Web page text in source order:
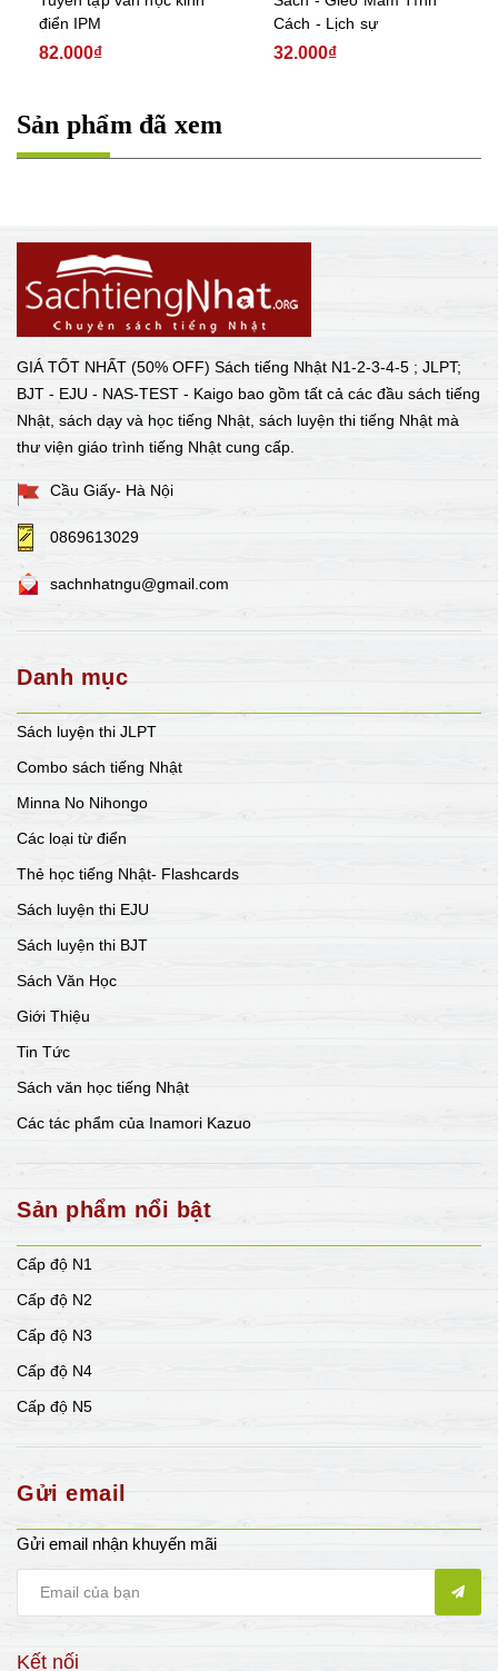
điển IPM
82.000₫
Cách - Lịch sự
32.000₫
Sản phẩm đã xem
GIÁ TỐT NHẤT (50% OFF) Sách tiếng Nhật N1-2-3-4-5 ; JLPT;
BJT - EJU - NAS-TEST - Kaigo bao gồm tất cả các đầu sách tiếng
Nhật, sách dạy và học tiếng Nhật, sách luyện thi tiếng Nhật mà
thư viện giáo trình tiếng Nhật cung cấp.
Cầu Giấy- Hà Nội
0869613029
sachnhatngu@gmail.com
Danh mục
Sách luyện thi JLPT
Combo sách tiếng Nhật
Minna No Nihongo
Các loại từ điển
Thẻ học tiếng Nhật- Flashcards
Sách luyện thi EJU
Sách luyện thi BJT
Sách Văn Học
Giới Thiệu
Tin Tức
Sách văn học tiếng Nhật
Các tác phẩm của Inamori Kazuo
Sản phẩm nổi bật
Cấp độ N1
Cấp độ N2
Cấp độ N3
Cấp độ N4
Cấp độ N5
Gửi email
Gửi email nhận khuyến mãi
Kết nối